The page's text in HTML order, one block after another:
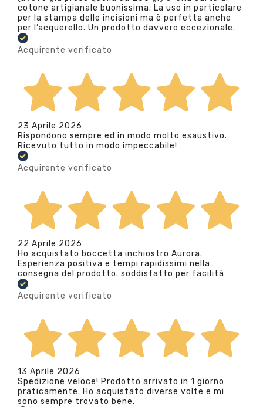
cotone artigianale buonissima. La uso in particolare
per la stampa delle incisioni ma è perfetta anche
per l’acquerello. Un prodotto davvero eccezionale.
Acquirente verificato
23 Aprile 2026
Rispondono sempre ed in modo molto esaustivo.
Ricevuto tutto in modo impeccabile!
Acquirente verificato
22 Aprile 2026
Ho acquistato boccetta inchiostro Aurora.
Esperienza positiva e tempi rapidissimi nella
consegna del prodotto. soddisfatto per facilità
Acquirente verificato
13 Aprile 2026
Spedizione veloce! Prodotto arrivato in 1 giorno
praticamente. Ho acquistato diverse volte e mi
sono sempre trovato bene.